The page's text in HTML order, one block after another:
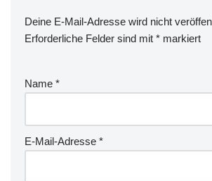
Deine E-Mail-Adresse wird nicht
Erforderliche Felder sind mit * markiert
Name *
E-Mail-Adresse *